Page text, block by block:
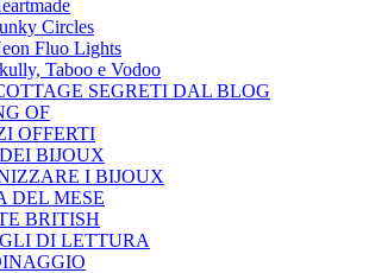
Circles
Fluo Lights
Taboo e Vodoo
SEGRETI DAL BLOG
OF
OFFERTI
BIJOUX
I BIJOUX
DEL MESE
BRITISH
DI LETTURA